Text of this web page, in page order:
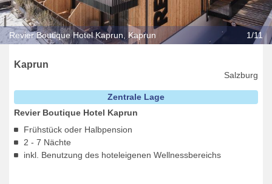
Revier Boutique Hotel Kaprun, Kaprun 1/11
Kaprun
Salzburg
Zentrale Lage
Revier Boutique Hotel Kaprun
Frühstück oder Halbpension
2 - 7 Nächte
inkl. Benutzung des hoteleigenen Wellnessbereichs